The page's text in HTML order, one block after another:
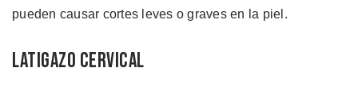
pueden causar cortes leves o graves en la piel.
Latigazo Cervical